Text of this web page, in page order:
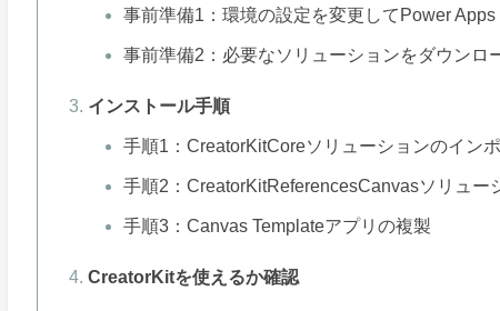
事前準備1：環境の設定を変更してPower
事前準備2：必要なソリューションをダウンロ
インストール手順
手順1：CreatorKitCoreソリューションのイン
手順2：CreatorKitReferencesCanvasソリュー
手順3：Canvas Templateアプリの複製
CreatorKitを使えるか確認